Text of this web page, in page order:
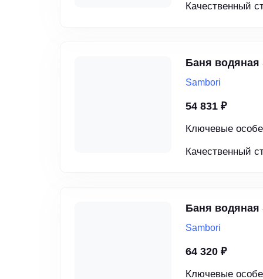
Качественный
Баня водяная
Sambori
54 831 ₽
Ключевые
Качественный
Баня водяная
Sambori
64 320 ₽
Ключевые